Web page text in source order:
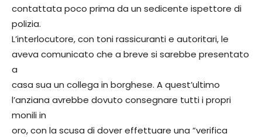
contattata poco prima da un sedicente ispettore di
polizia.
L’interlocutore, con toni rassicuranti e autoritari, le
aveva comunicato che a breve si sarebbe presentato
a
casa sua un collega in borghese. A quest’ultimo
l’anziana avrebbe dovuto consegnare tutti i propri
monili in
oro, con la scusa di dover effettuare una “verifica